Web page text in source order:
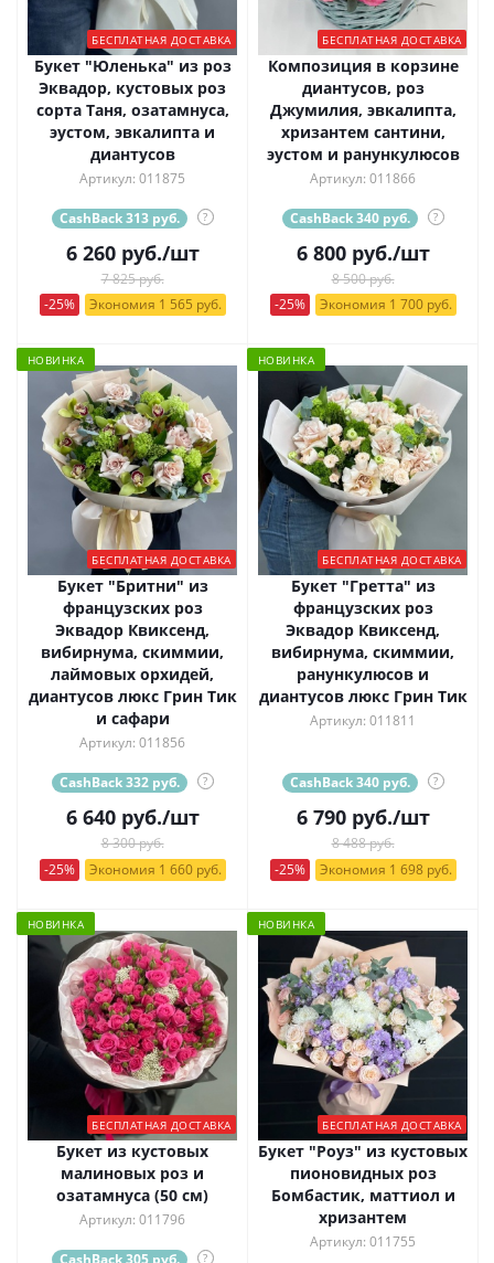
БЕСПЛАТНАЯ ДОСТАВКА
Букет "Юленька" из роз
Эквадор, кустовых роз
сорта Таня, озатамнуса,
эустом, эвкалипта и
диантусов
Артикул: 011875
CashBack 313 руб. ?
6 260руб./шт
7 825 руб.
-25%
Экономия 1 565 руб.
БЕСПЛАТНАЯ ДОСТАВКА
Композиция в корзине
диантусов, роз
Джумилия, эвкалипта,
хризантем сантини,
эустом и ранункулюсов
Артикул: 011866
CashBack 340 руб. ?
6 800руб./шт
8 500 руб.
-25%
Экономия 1 700 руб.
НОВИНКА
БЕСПЛАТНАЯ ДОСТАВКА
Букет "Бритни" из
французских роз
Эквадор Квиксенд,
вибирнума, скиммии,
лаймовых орхидей,
диантусов люкс Грин Тик
и сафари
Артикул: 011856
CashBack 332 руб. ?
6 640руб./шт
8 300 руб.
-25%
Экономия 1 660 руб.
НОВИНКА
БЕСПЛАТНАЯ ДОСТАВКА
Букет "Гретта" из
французских роз
Эквадор Квиксенд,
вибирнума, скиммии,
ранункулюсов и
диантусов люкс Грин Тик
Артикул: 011811
CashBack 340 руб. ?
6 790руб./шт
8 488 руб.
-25%
Экономия 1 698 руб.
НОВИНКА
БЕСПЛАТНАЯ ДОСТАВКА
Букет из кустовых
малиновых роз и
озатамнуса (50 см)
Артикул: 011796
CashBack 305 руб. ?
НОВИНКА
БЕСПЛАТНАЯ ДОСТАВКА
Букет "Роуз" из кустовых
пионовидных роз
Бомбастик, маттиол и
хризантем
Артикул: 011755